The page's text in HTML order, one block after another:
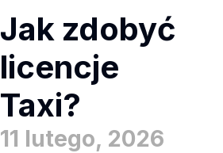
Jak zdobyć
licencje
Taxi?
11 lutego, 2026